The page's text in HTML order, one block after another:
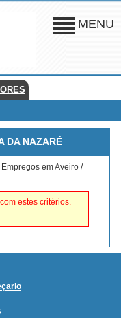
MENU
DA NAZARÉ
Empregos em Aveiro /
estes critérios.